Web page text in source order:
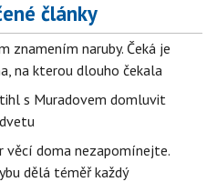
články
znamením naruby. Čeká je
na kterou dlouho čekala
s Muradovem domluvit
věcí doma nezapomínejte.
dělá téměř každý